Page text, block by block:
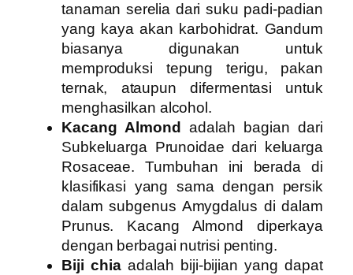
tanaman serelia dari suku padi-padian
yang kaya akan karbohidrat. Gandum
biasanya digunakan untuk
memproduksi tepung terigu, pakan
ternak, ataupun difermentasi untuk
menghasilkan alcohol.
Kacang Almond
adalah bagian dari
Subkeluarga Prunoidae dari keluarga
Rosaceae. Tumbuhan ini berada di
klasifikasi yang sama dengan persik
dalam subgenus Amygdalus di dalam
Prunus. Kacang Almond diperkaya
dengan berbagai nutrisi penting.
Biji chiaadalah biji-bijian yang dapat